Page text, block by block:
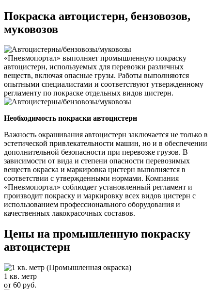
Покраска автоцистерн, бензовозов,
муковозов
«Пневмопортал» выполняет промышленную покраску
автоцистерн, используемых для перевозки различных
веществ, включая опасные грузы. Работы выполняются
опытными специалистами и соответствуют утвержденному
регламенту по покраске отдельных видов цистерн.
Необходимость покраски автоцистерн
Важность окрашивания автоцистерн заключается не только в
эстетической привлекательности машин, но и в обеспечении
дополнительной безопасности при перевозке грузов. В
зависимости от вида и степени опасности перевозимых
веществ окраска и маркировка цистерн выполняется в
соответствии с утвержденными нормами. Компания
«Пневмопортал» соблюдает установленный регламент и
производит покраску и маркировку всех видов цистерн с
использованием профессионального оборудования и
качественных лакокрасочных составов.
Цены на промышленную покраску
автоцистерн
1 кв. метр
от 60 руб.